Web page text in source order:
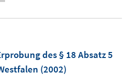
n
des § 18 Absatz 5
(2002)